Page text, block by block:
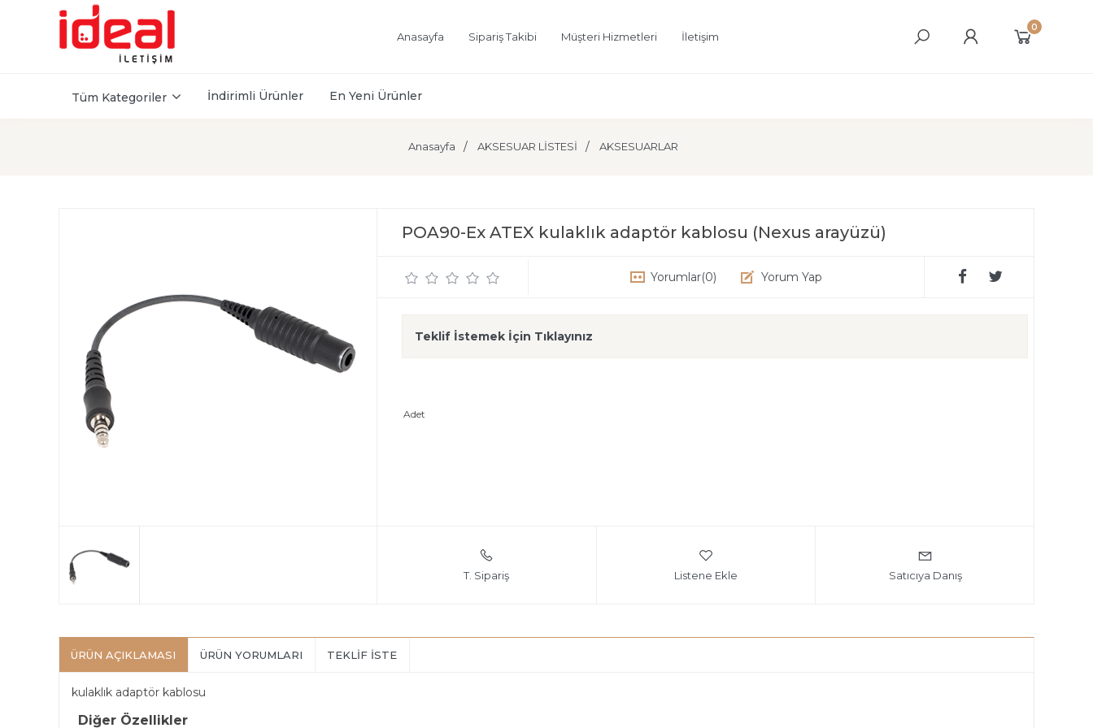
Anasayfa Sipariş Takibi Müşteri Hizmetleri İletişim
0
Tüm Kategoriler İndirimli Ürünler En Yeni Ürünler
Anasayfa AKSESUAR LİSTESİ AKSESUARLAR
POA90-Ex ATEX kulaklık adaptör kablosu (Nexus arayüzü)
Yorumlar(0) Yorum Yap
Teklif İstemek İçin Tıklayınız
Adet
T. Sipariş Listene Ekle Satıcıya Danış
ÜRÜN AÇIKLAMASI ÜRÜN YORUMLARI TEKLIF İSTE
kulaklık adaptör kablosu
Diğer Özellikler